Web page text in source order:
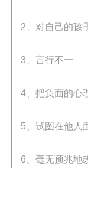
2、对自己的孩
3、言行不一
4、把负面的心
5、试图在他人
6、毫无预兆地